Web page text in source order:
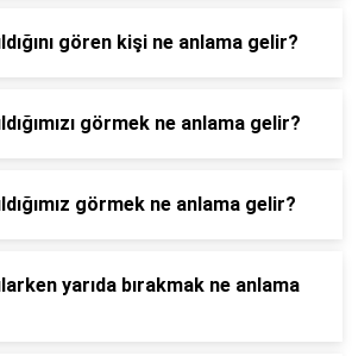
gören kişi ne anlama gelir?
görmek ne anlama gelir?
görmek ne anlama gelir?
yarıda bırakmak ne anlama